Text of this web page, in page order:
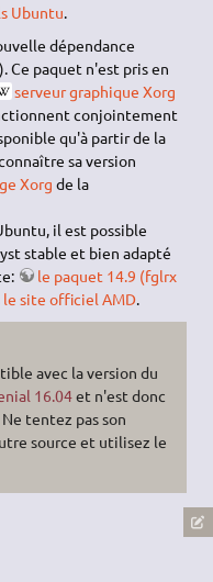
Ubuntu.
dépendance
). Ce paquet n'est pris en
serveur graphique Xorg
conjointement
qu'à partir de la
sa version
Xorg de la
il est possible
stable et bien adapté
le paquet 14.9 (fglrx
le site officiel AMD.
avec la version du
16.04et n'est donc
tentez pas son
source et utilisez le